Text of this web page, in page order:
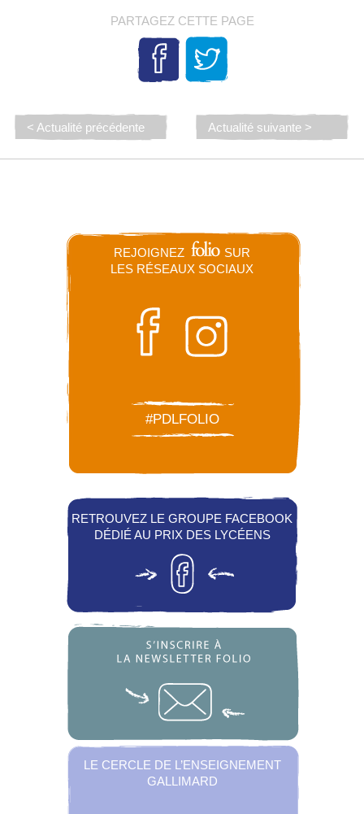
PARTAGEZ CETTE PAGE
< Actualité précédente Actualité suivante >
REJOIGNEZ
SUR
LES RÉSEAUX SOCIAUX
#PDLFOLIO
RETROUVEZ LE GROUPE FACEBOOK
DÉDIÉ AU PRIX DES LYCÉENS
LE CERCLE DE L’ENSEIGNEMENT
GALLIMARD